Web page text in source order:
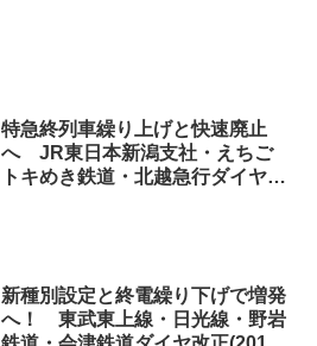
特急終列車繰り上げと快速廃止
へ JR東日本新潟支社・えちご
トキめき鉄道・北越急行ダイヤ改
新種別設定と終電繰り下げで増発
へ！ 東武東上線・日光線・野岩